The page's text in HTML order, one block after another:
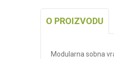
O PROIZVODU
Modularna sobna